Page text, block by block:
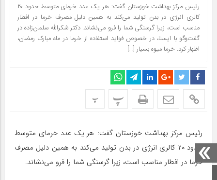
رئیس مرکز بهداشت خوزستان گفت: هر یک عدد خرمای متوسط حدود ۲۰
کالری انرژی در بدن تولید می‌کند به همین دلیل مصرف خرما در افطار
مناسب است، زیرا گرسنگی شما را فرو می‌نشاند. دکتر شکرالله سلمان‌زاده در
گفت‌وگو با ایسنا، در خصوص فواید استفاده از خرما در ماه مبارک رمضان،
اظهار کرد: خرما میوه بسیار […]
پ پ
رئیس مرکز بهداشت خوزستان گفت: هر یک عدد خرمای متوسط
حدود ۲۰ کالری انرژی در بدن تولید می‌کند به همین دلیل مصرف
خرما در افطار مناسب است، زیرا گرسنگی شما را فرو می‌نشاند.